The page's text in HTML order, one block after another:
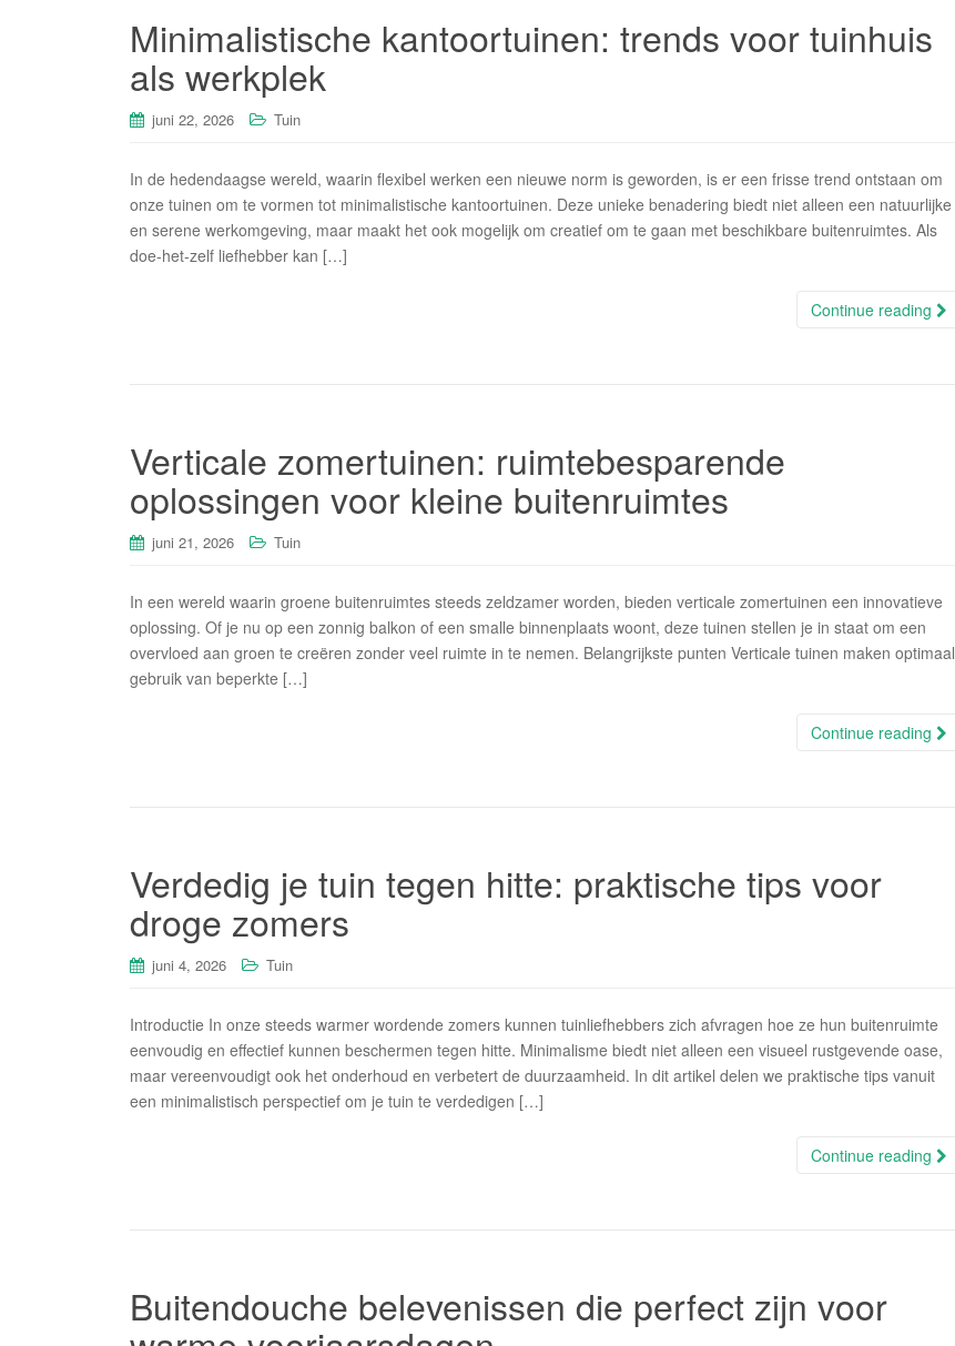
Minimalistische kantoortuinen: trends voor tuinhuis
als werkplek
juni 22, 2026 Tuin
In de hedendaagse wereld, waarin flexibel werken een nieuwe norm is geworden, is er een frisse trend ontstaan om
onze tuinen om te vormen tot minimalistische kantoortuinen. Deze unieke benadering biedt niet alleen een natuurlijke
en serene werkomgeving, maar maakt het ook mogelijk om creatief om te gaan met beschikbare buitenruimtes. Als
doe-het-zelf liefhebber kan […]
Continue reading
Verticale zomertuinen: ruimtebesparende
oplossingen voor kleine buitenruimtes
juni 21, 2026 Tuin
In een wereld waarin groene buitenruimtes steeds zeldzamer worden, bieden verticale zomertuinen een innovatieve
oplossing. Of je nu op een zonnig balkon of een smalle binnenplaats woont, deze tuinen stellen je in staat om een
overvloed aan groen te creëren zonder veel ruimte in te nemen. Belangrijkste punten Verticale tuinen maken optimaal
gebruik van beperkte […]
Continue reading
Verdedig je tuin tegen hitte: praktische tips voor
droge zomers
juni 4, 2026 Tuin
Introductie In onze steeds warmer wordende zomers kunnen tuinliefhebbers zich afvragen hoe ze hun buitenruimte
eenvoudig en effectief kunnen beschermen tegen hitte. Minimalisme biedt niet alleen een visueel rustgevende oase,
maar vereenvoudigt ook het onderhoud en verbetert de duurzaamheid. In dit artikel delen we praktische tips vanuit
een minimalistisch perspectief om je tuin te verdedigen […]
Continue reading
Buitendouche belevenissen die perfect zijn voor